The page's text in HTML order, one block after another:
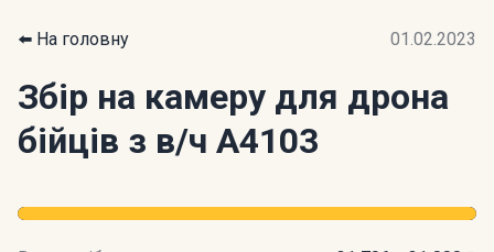
⬅️ На головну 01.02.2023
Збір на камеру для дрона
бійців з в/ч А4103